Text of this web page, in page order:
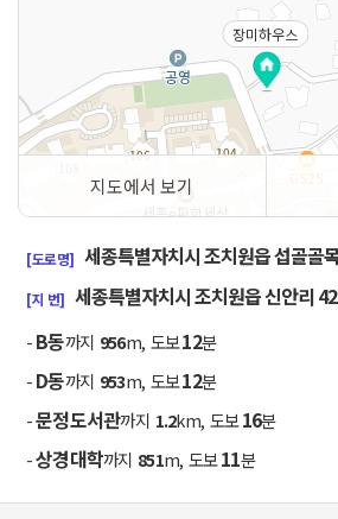
장미하우스
지도에서 보기
[도로명] 세종특별자치시 조치원읍 섭골골
[지 번] 세종특별자치시 조치원읍 신안리
-B동까지 956m, 도보12분
-D동까지 953m, 도보12분
-문정도서관까지 1.2km, 도보16분
-상경대학까지 851m, 도보11분